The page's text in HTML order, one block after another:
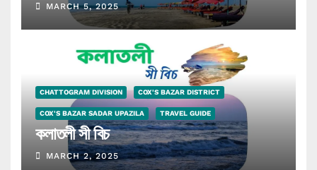
MARCH 5, 2025
CHATTOGRAM DIVISION COX'S BAZAR DISTRICT
COX'S BAZAR SADAR UPAZILA TRAVEL GUIDE
কলাতলী সী বিচ
MARCH 2, 2025